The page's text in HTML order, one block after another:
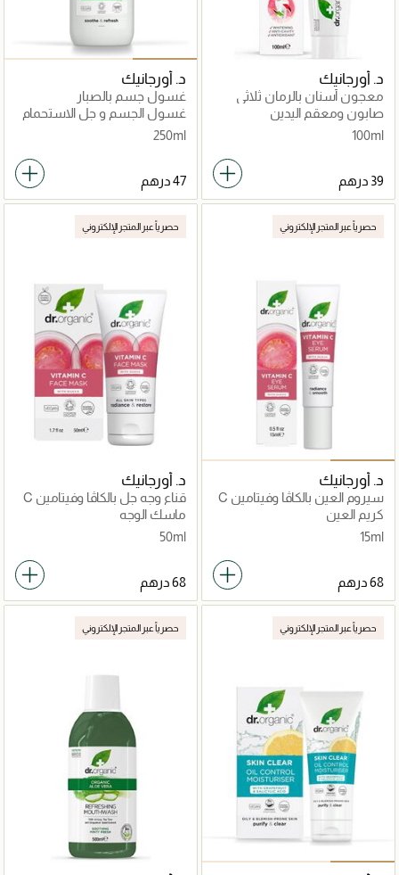
د. أورجانيك
معجون أسنان بالرمان ثلاثي
الفعل
صابون ومعقم اليدين
100ml
د. أورجانيك
غسول جسم بالصبار
غسول الجسم و جل الاستحمام
250ml
حصرياً عبر المتجر الإلكتروني
د. أورجانيك
سيروم العين بالكاڤا وفيتامين C
كريم العين
15ml
حصرياً عبر المتجر الإلكتروني
د. أورجانيك
قناع وجه جل بالكاڤا وفيتامين C
ماسك الوجه
50ml
حصرياً عبر المتجر الإلكتروني حصرياً عبر المتجر الإلكتروني